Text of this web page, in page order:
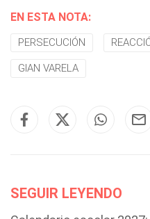
EN ESTA NOTA:
PERSECUCIÓN
GIAN VARELA
SEGUIR LEYENDO